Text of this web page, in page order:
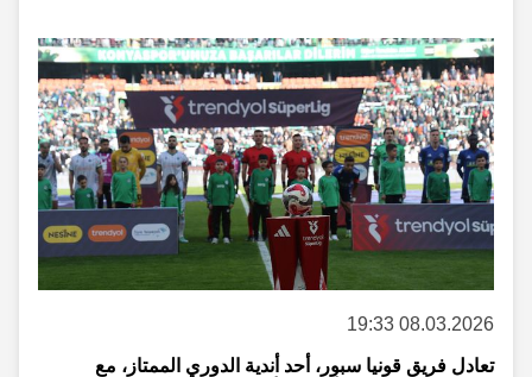
08.03.2026 19:33
تعادل فريق قونيا سبور، أحد أندية الدوري الممتاز، مع